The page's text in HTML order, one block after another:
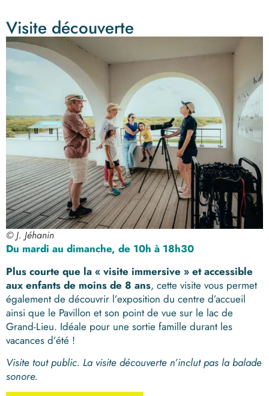
Visite découverte
© J. Jéhanin
Du mardi au dimanche, de 10h à 18h30
Plus courte que la « visite immersive » et accessible
aux enfants de moins de 8 ans, cette visite vous permet
également de découvrir l’exposition du centre d’accueil
ainsi que le Pavillon et son point de vue sur le lac de
Grand-Lieu. Idéale pour une sortie famille durant les
vacances d’été !
Visite tout public. La visite découverte n’inclut pas la balade
sonore.